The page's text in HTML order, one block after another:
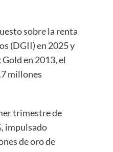
sobre la renta
(DGII) en 2025 y
en 2013, el
millones
trimestre de
impulsado
de oro de